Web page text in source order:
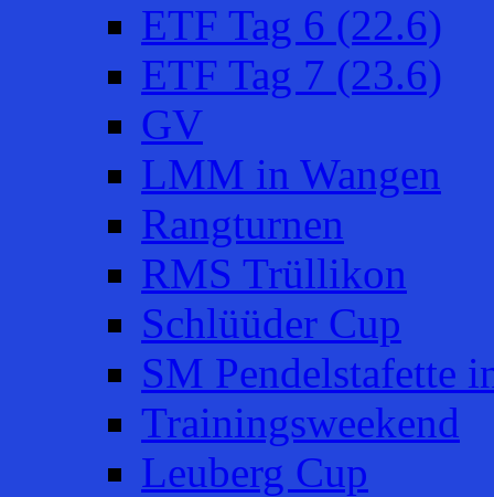
ETF Tag 6 (22.6)
ETF Tag 7 (23.6)
GV
LMM in Wangen
Rangturnen
RMS Trüllikon
Schlüüder Cup
SM Pendelstafette
Trainingsweekend
Leuberg Cup